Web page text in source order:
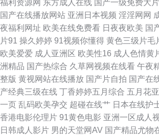
福利电影网 大香蕉TV久久 青青草资源站 伪娘自慰视
人人色免费资源 超碰老师在线人人色 肏屄福利导航
频 波多野洁衣视频 91好片 最新电影在线观看免费网
网址在线观看 日本在线高清 日本美女中文字幕 日本
韩a插 人人色人人干 欧美内射网站 久久片片片 九色
福利资源网 东方成人在线 国产一级免费大片
国产在线播放网站 亚洲日本视频 淫淫网网
夜福利网址 欧美在线免费看 日夜夜欧美 国
片91 操久婷婷 91视频你懂得 黄色三级片毛
欧美爱爱 成人亚洲区 欧美性16 成人色情黄
洲精品 国产热综合 久草网视频在线看 午夜
整版 黄视网站在线播放 国产片自拍 国产在
产经典三级在线 丁香婷婷五月综合 五月花
一页 乱码欧美孕交 超碰在线艹 日本在线护
香港电影伦理片 91黄色电影 亚洲一区成人
日韩成人影片 男的天堂网AV 国产精品尤物